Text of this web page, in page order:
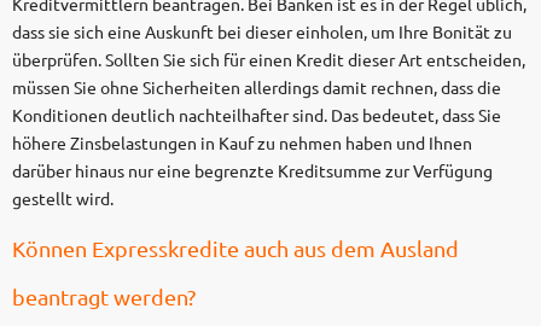
dass sie sich eine Auskunft bei dieser einholen, um Ihre Bonität zu
überprüfen. Sollten Sie sich für einen Kredit dieser Art entscheiden,
müssen Sie ohne Sicherheiten allerdings damit rechnen, dass die
Konditionen deutlich nachteilhafter sind. Das bedeutet, dass Sie
höhere Zinsbelastungen in Kauf zu nehmen haben und Ihnen
darüber hinaus nur eine begrenzte Kreditsumme zur Verfügung
gestellt wird.
Können Expresskredite auch aus dem Ausland
beantragt werden?